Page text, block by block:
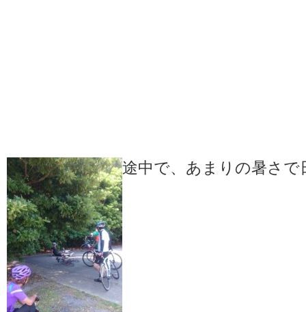
途中で、あまりの暑さで